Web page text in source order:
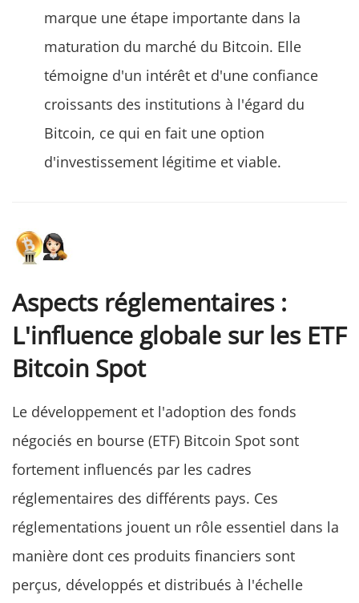
marque une étape importante dans la
maturation du marché du Bitcoin. Elle
témoigne d'un intérêt et d'une confiance
croissants des institutions à l'égard du
Bitcoin, ce qui en fait une option
d'investissement légitime et viable.
Aspects réglementaires :
L'influence globale sur les ETF
Bitcoin Spot
Le développement et l'adoption des fonds
négociés en bourse (ETF) Bitcoin Spot sont
fortement influencés par les cadres
réglementaires des différents pays. Ces
réglementations jouent un rôle essentiel dans la
manière dont ces produits financiers sont
perçus, développés et distribués à l'échelle